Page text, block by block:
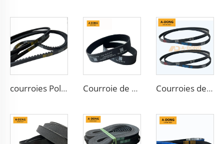
courroies Poly-V à nervures multiples de 80000 km de haute qualité, Courroies Poly-V / Micro V à nervures & Courroies crantées - Usine chinoise / Service OEM Courroie de direction Courroies de transmission striées standard 6PK1140 pour voitures